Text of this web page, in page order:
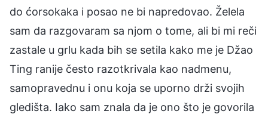
do ćorsokaka i posao ne bi napredovao. Želela
sam da razgovaram sa njom o tome, ali bi mi reči
zastale u grlu kada bih se setila kako me je Džao
Ting ranije često razotkrivala kao nadmenu,
samopravednu i onu koja se uporno drži svojih
gledišta. Iako sam znala da je ono što je govorila